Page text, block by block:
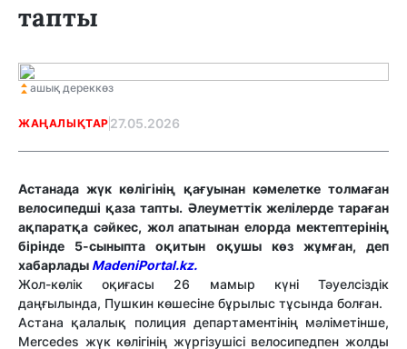
тапты
ашық дереккөз
ЖАҢАЛЫҚТАР 27.05.2026
Астанада жүк көлігінің қағуынан кәмелетке толмаған
велосипедші қаза тапты. Әлеуметтік желілерде тараған
ақпаратқа сәйкес, жол апатынан елорда мектептерінің
бірінде 5-сыныпта оқитын оқушы көз жұмған, деп
хабарлады MadeniPortal.kz.
Жол-көлік оқиғасы 26 мамыр күні Тәуелсіздік
даңғылында, Пушкин көшесіне бұрылыс тұсында болған.
Астана қалалық полиция департаментінің мәліметінше,
Mercedes жүк көлігінің жүргізушісі велосипедпен жолды